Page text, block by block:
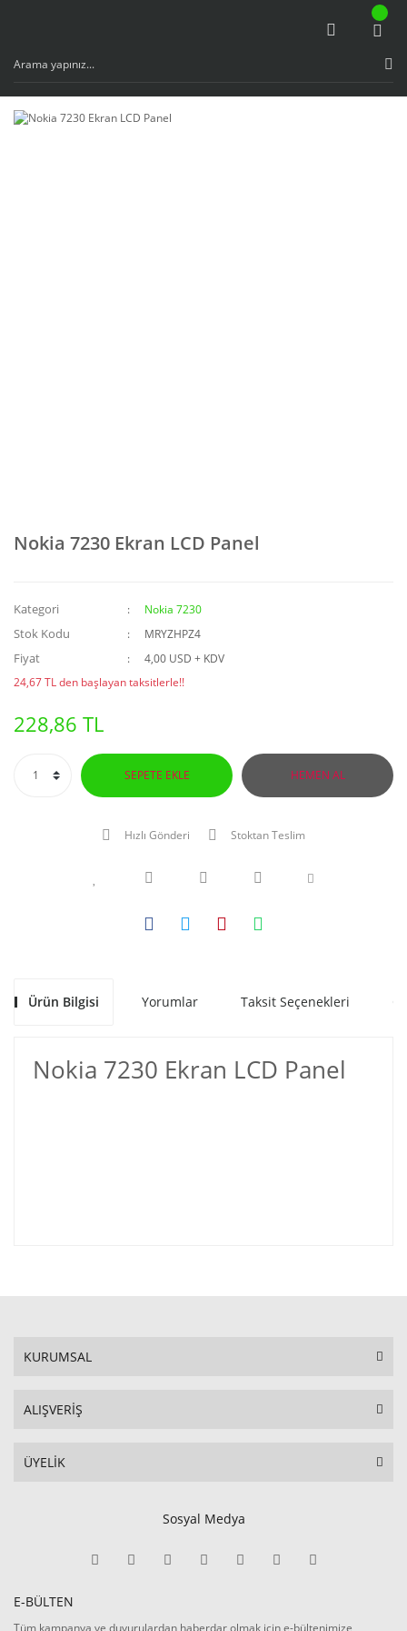
Nokia 7230 Ekran LCD Panel
Kategori Nokia 7230
Stok Kodu MRYZHPZ4
Fiyat
4,00 USD + KDV
24,67 TL den başlayan taksitlerle!!
228,86 TL
SEPETE EKLE HEMEN AL
Hızlı Gönderi Stoktan Teslim
Ürün Bilgisi Yorumlar Taksit Seçenekleri
Nokia 7230 Ekran LCD Panel
KURUMSAL
ALIŞVERİŞ
ÜYELİK
Sosyal Medya
E-BÜLTEN
Tüm kampanya ve duyurulardan haberdar olmak için e-bültenimize